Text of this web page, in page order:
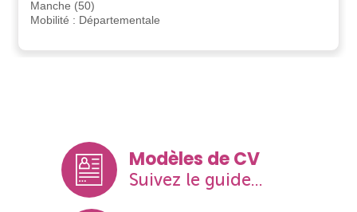
Manche (50)
Mobilité : Départementale
Modèles de CV
Suivez le guide...